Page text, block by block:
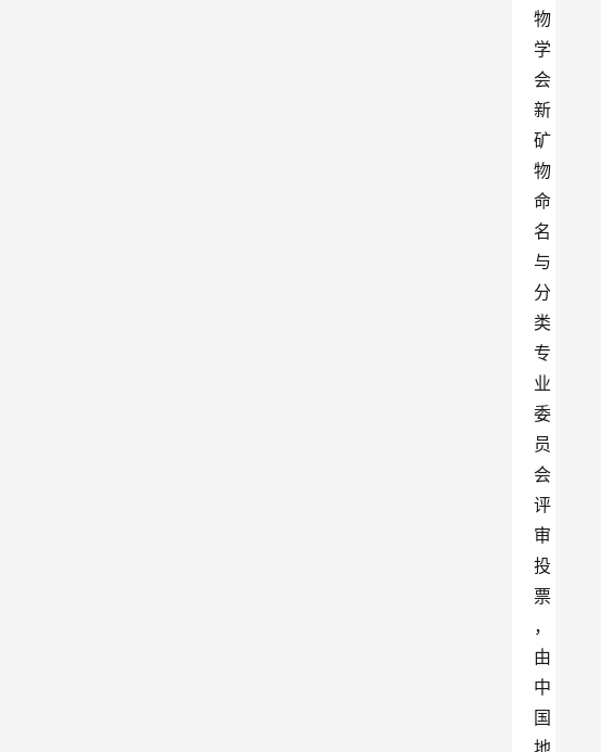
物
学
会
新
矿
物
命
名
与
分
类
专
业
委
员
会
评
审
投
票
，
由
中
国
地